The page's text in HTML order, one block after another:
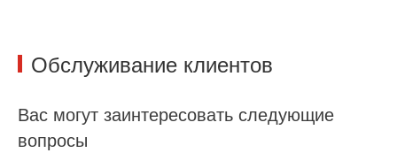
Обслуживание клиентов
Вас могут заинтересовать следующие
вопросы